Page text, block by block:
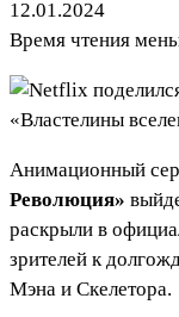
12.01.2024
Время чтения
Анимационный
Революция»
раскрыли в
зрителей к
Мэна и Скелетора.